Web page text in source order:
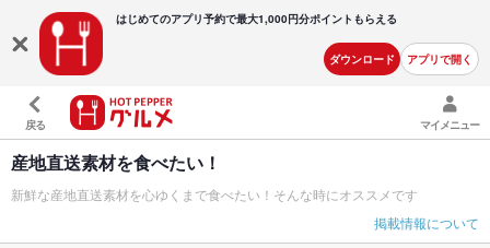
はじめてのアプリ予約で最大1,000円分ポイントもらえる
ダウンロード アプリで開く
戻る マイメニュー
産地直送素材を食べたい！
新鮮な産地直送素材を心ゆくまで食べたい！そんな時にオススメです
掲載情報について